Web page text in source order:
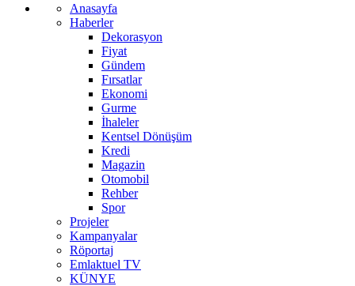
Anasayfa
Haberler
Dekorasyon
Fiyat
Gündem
Fırsatlar
Ekonomi
Gurme
İhaleler
Kentsel Dönüşüm
Kredi
Magazin
Otomobil
Rehber
Spor
Projeler
Kampanyalar
Röportaj
Emlaktuel TV
KÜNYE